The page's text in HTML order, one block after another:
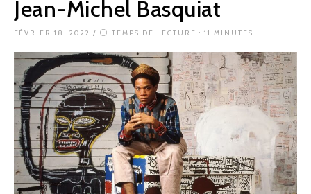
Jean-Michel Basquiat
FÉVRIER 18, 2022 / TEMPS DE LECTURE : 11 MINUTES